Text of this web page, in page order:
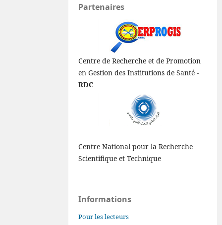
Partenaires
Centre de Recherche et de Promotion
en Gestion des Institutions de Santé -
RDC
Centre National pour la Recherche
Scientifique et Technique
Informations
Pour les lecteurs